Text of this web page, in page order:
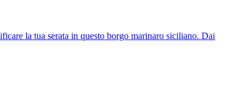
la tua serata in questo borgo marinaro siciliano. Dai